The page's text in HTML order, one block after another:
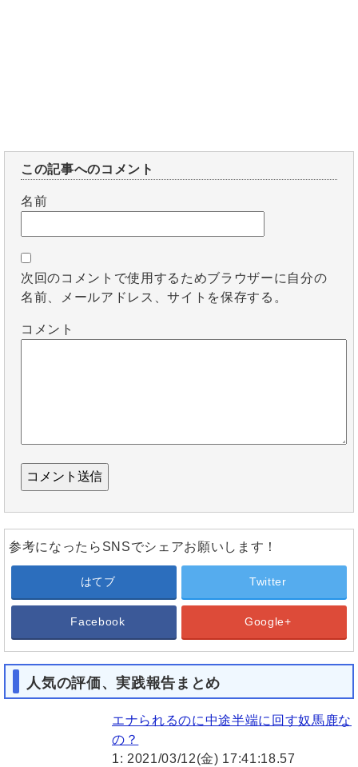
この記事へのコメント
名前
次回のコメントで使用するためブラウザーに自分の
名前、メールアドレス、サイトを保存する。
コメント
参考になったらSNSでシェアお願いします！
はてブ Twitter
Facebook Google+
人気の評価、実践報告まとめ
エナられるのに中途半端に回す奴馬鹿な
の？
1: 2021/03/12(金) 17:41:18.57